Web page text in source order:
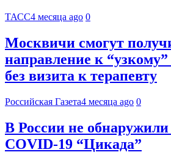
ТАСС4 месяца ago 0
Москвичи смогут
направление к
без визита к терапевту
Российская Газета4 месяца ago 0
В России не
COVID-19 “Цикада”